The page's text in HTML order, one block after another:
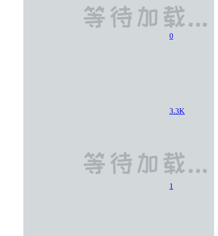
0
3.3K
1